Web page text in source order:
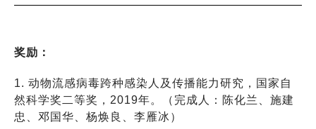
奖励：
1. 动物流感病毒跨种感染人及传播能力研究，国家自
然科学奖二等奖，2019年。（完成人：陈化兰、施建
忠、邓国华、杨焕良、李雁冰）